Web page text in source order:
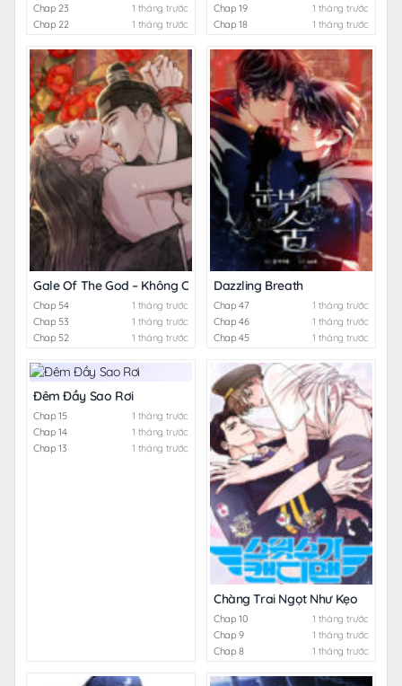
Chap 23
1 tháng trước
Chap 22
1 tháng trước
Chap 19
1 tháng trước
Chap 18
1 tháng trước
Gale Of The God – Không Che
Chap 54
1 tháng trước
Chap 53
1 tháng trước
Chap 52
1 tháng trước
Dazzling Breath
Chap 47
1 tháng trước
Chap 46
1 tháng trước
Chap 45
1 tháng trước
Đêm Đầy Sao Rơi
Chap 15
1 tháng trước
Chap 14
1 tháng trước
Chap 13
1 tháng trước
Chàng Trai Ngọt Như Kẹo
Chap 10
1 tháng trước
Chap 9
1 tháng trước
Chap 8
1 tháng trước